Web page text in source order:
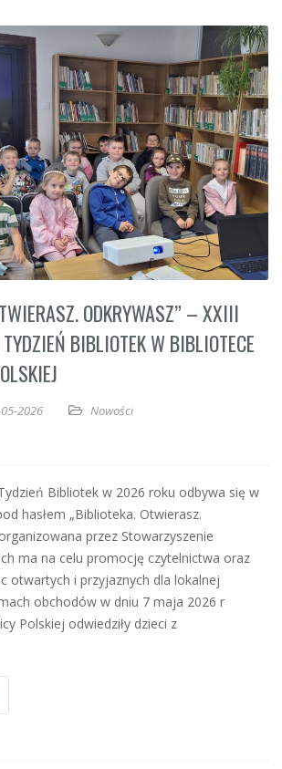
ODKRYWASZ” – XXIII
BIBLIOTEK W BIBLIOTECE
2026
Nowości
Bibliotek w 2026 roku odbywa się w
hasłem „Biblioteka. Otwierasz.
przez Stowarzyszenie
ma na celu promocję czytelnictwa oraz
otwartych i przyjaznych dla lokalnej
obchodów w dniu 7 maja 2026 r
Polskiej odwiedziły dzieci z